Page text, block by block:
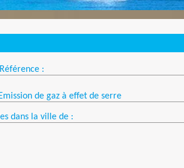
:
de gaz à effet de serre
dans la ville de :